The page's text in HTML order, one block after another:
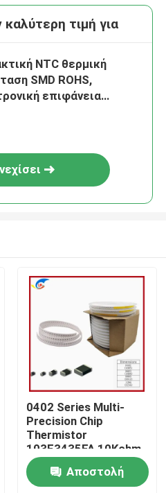
τιμή για
NTC θερμική
SMD ROHS,
επιφάνεια
0402 Series Multi-
Precision Chip
Thermistor
103F3435FA 10Kohm
3435k
Αποστολή